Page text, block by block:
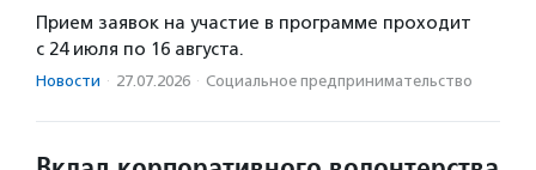
Прием заявок на участие в программе проходит
с 24 июля по 16 августа.
Новости · 27.07.2026 · Социальное предпри­нима­тель­ство